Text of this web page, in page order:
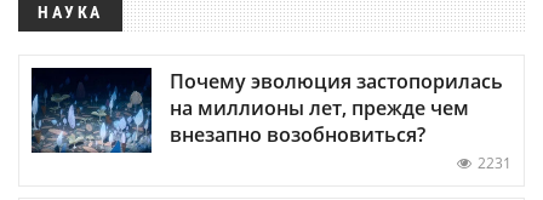
НАУКА
Почему эволюция застопорилась
на миллионы лет, прежде чем
внезапно возобновиться?
2231